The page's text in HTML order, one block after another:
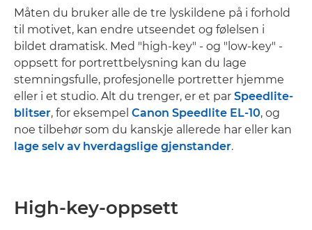
Måten du bruker alle de tre lyskildene på i forhold
til motivet, kan endre utseendet og følelsen i
bildet dramatisk. Med "high-key" - og "low-key" -
oppsett for portrettbelysning kan du lage
stemningsfulle, profesjonelle portretter hjemme
eller i et studio. Alt du trenger, er et par Speedlite-
blitser, for eksempel Canon Speedlite EL-10, og
noe tilbehør som du kanskje allerede har eller kan
lage selv av hverdagslige gjenstander.
High-key-oppsett